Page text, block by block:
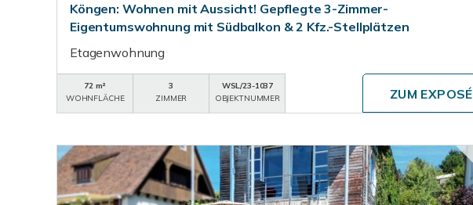
Köngen: Wohnen mit Aussicht! Gepflegte 3-Zimmer-
Eigentumswohnung mit Südbalkon & 2 Kfz.-Stellplätzen
Etagenwohnung
72 m²
WOHNFLÄCHE
3
ZIMMER
WSL/23-1037
OBJEKTNUMMER
ZUM EXPOSÉ